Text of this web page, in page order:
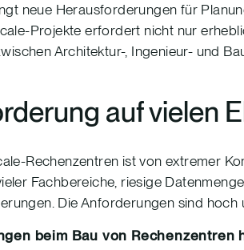
neue Herausforderungen für
Projekte erfordert nicht nur
Architektur-, Ingenieur- und
auf vielen
Rechenzentren ist von extremer
Fachbereiche, riesige
Die Anforderungen sind hoch
beim Bau von Rechenzentren